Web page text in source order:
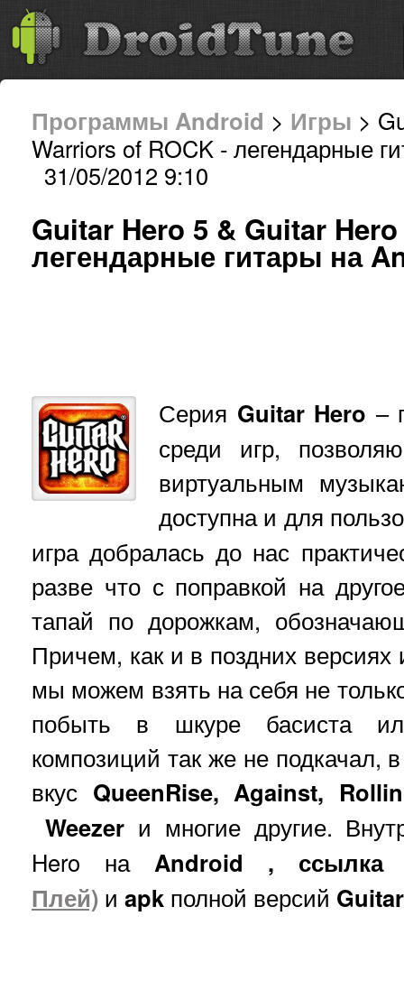
Программы Android > Игры >
Warriors of ROCK - легендарные
31/05/2012 9:10
Guitar Hero 5 & Guitar
легендарные гитары на
Серия Guitar Hero –
среди игр,
виртуальным
доступна и для
игра добралась до нас
разве что с поправкой на
тапай по дорожкам,
Причем, как и в поздних версиях
мы можем взять на себя не
побыть в шкуре басиста
композиций так же не подкачал,
вкус QueenRise, Against,
Weezerи многие другие.
Hero на Android
,
Плей) и apk полной версий